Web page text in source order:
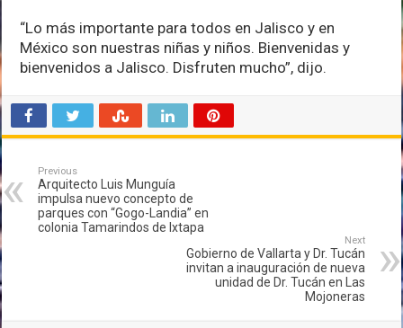
“Lo más importante para todos en Jalisco y en
México son nuestras niñas y niños. Bienvenidas y
bienvenidos a Jalisco. Disfruten mucho”, dijo.
Previous
Arquitecto Luis Munguía
impulsa nuevo concepto de
parques con “Gogo-Landia” en
colonia Tamarindos de Ixtapa
Next
Gobierno de Vallarta y Dr. Tucán
invitan a inauguración de nueva
unidad de Dr. Tucán en Las
Mojoneras